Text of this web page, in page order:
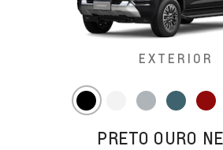
EXTERIOR
PRETO OURO